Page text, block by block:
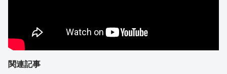
関連記事